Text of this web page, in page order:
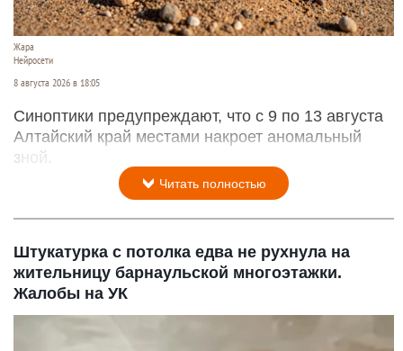
Жара
Нейросети
8 августа 2026 в 18:05
Синоптики предупреждают, что с 9 по 13 августа
Алтайский край местами накроет аномальный
зной.
Читать полностью
Штукатурка с потолка едва не рухнула на
жительницу барнаульской многоэтажки.
Жалобы на УК